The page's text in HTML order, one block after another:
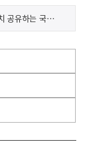
러·북 군사협력 나토, 강력 경고…보편적 가치 공유하는 국가와 연대 강화